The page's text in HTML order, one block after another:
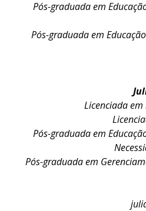
Pós-graduada em
Pós-graduada em
Licenciada em
Pós-graduada em
Pós-graduada em